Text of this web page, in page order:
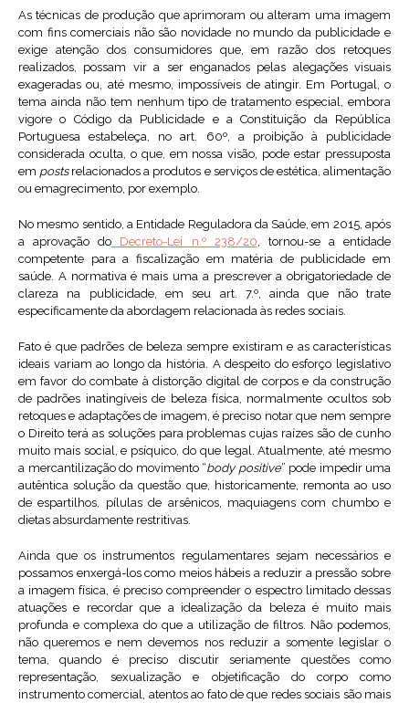
As técnicas de produção que aprimoram ou alteram uma imagem
com fins comerciais não são novidade no mundo da publicidade e
exige atenção dos consumidores que, em razão dos retoques
realizados, possam vir a ser enganados pelas alegações visuais
exageradas ou, até mesmo, impossíveis de atingir. Em Portugal, o
tema ainda não tem nenhum tipo de tratamento especial, embora
vigore o Código da Publicidade e a Constituição da República
Portuguesa estabeleça, no art. 60º, a proibição à publicidade
considerada oculta, o que, em nossa visão, pode estar pressuposta
em postsrelacionados a produtos e serviços de estética, alimentação
ou emagrecimento, por exemplo.
No mesmo sentido, a Entidade Reguladora da Saúde, em 2015, após
a aprovação do Decreto-Lei n.º 238/20, tornou-se a entidade
competente para a fiscalização em matéria de publicidade em
saúde. A normativa é mais uma a prescrever a obrigatoriedade de
clareza na publicidade, em seu art. 7.º, ainda que não trate
especificamente da abordagem relacionada às redes sociais.
Fato é que padrões de beleza sempre existiram e as características
ideais variam ao longo da história. A despeito do esforço legislativo
em favor do combate à distorção digital de corpos e da construção
de padrões inatingíveis de beleza física, normalmente ocultos sob
retoques e adaptações de imagem, é preciso notar que nem sempre
o Direito terá as soluções para problemas cujas raízes são de cunho
muito mais social, e psíquico, do que legal. Atualmente, até mesmo
a mercantilização do movimento “body positive” pode impedir uma
autêntica solução da questão que, historicamente, remonta ao uso
de espartilhos, pílulas de arsênicos, maquiagens com chumbo e
dietas absurdamente restritivas.
Ainda que os instrumentos regulamentares sejam necessários e
possamos enxergá-los como meios hábeis a reduzir a pressão sobre
a imagem física, é preciso compreender o espectro limitado dessas
atuações e recordar que a idealização da beleza é muito mais
profunda e complexa do que a utilização de filtros. Não podemos,
não queremos e nem devemos nos reduzir a somente legislar o
tema, quando é preciso discutir seriamente questões como
representação, sexualização e objetificação do corpo como
instrumento comercial, atentos ao fato de que redes sociais são mais